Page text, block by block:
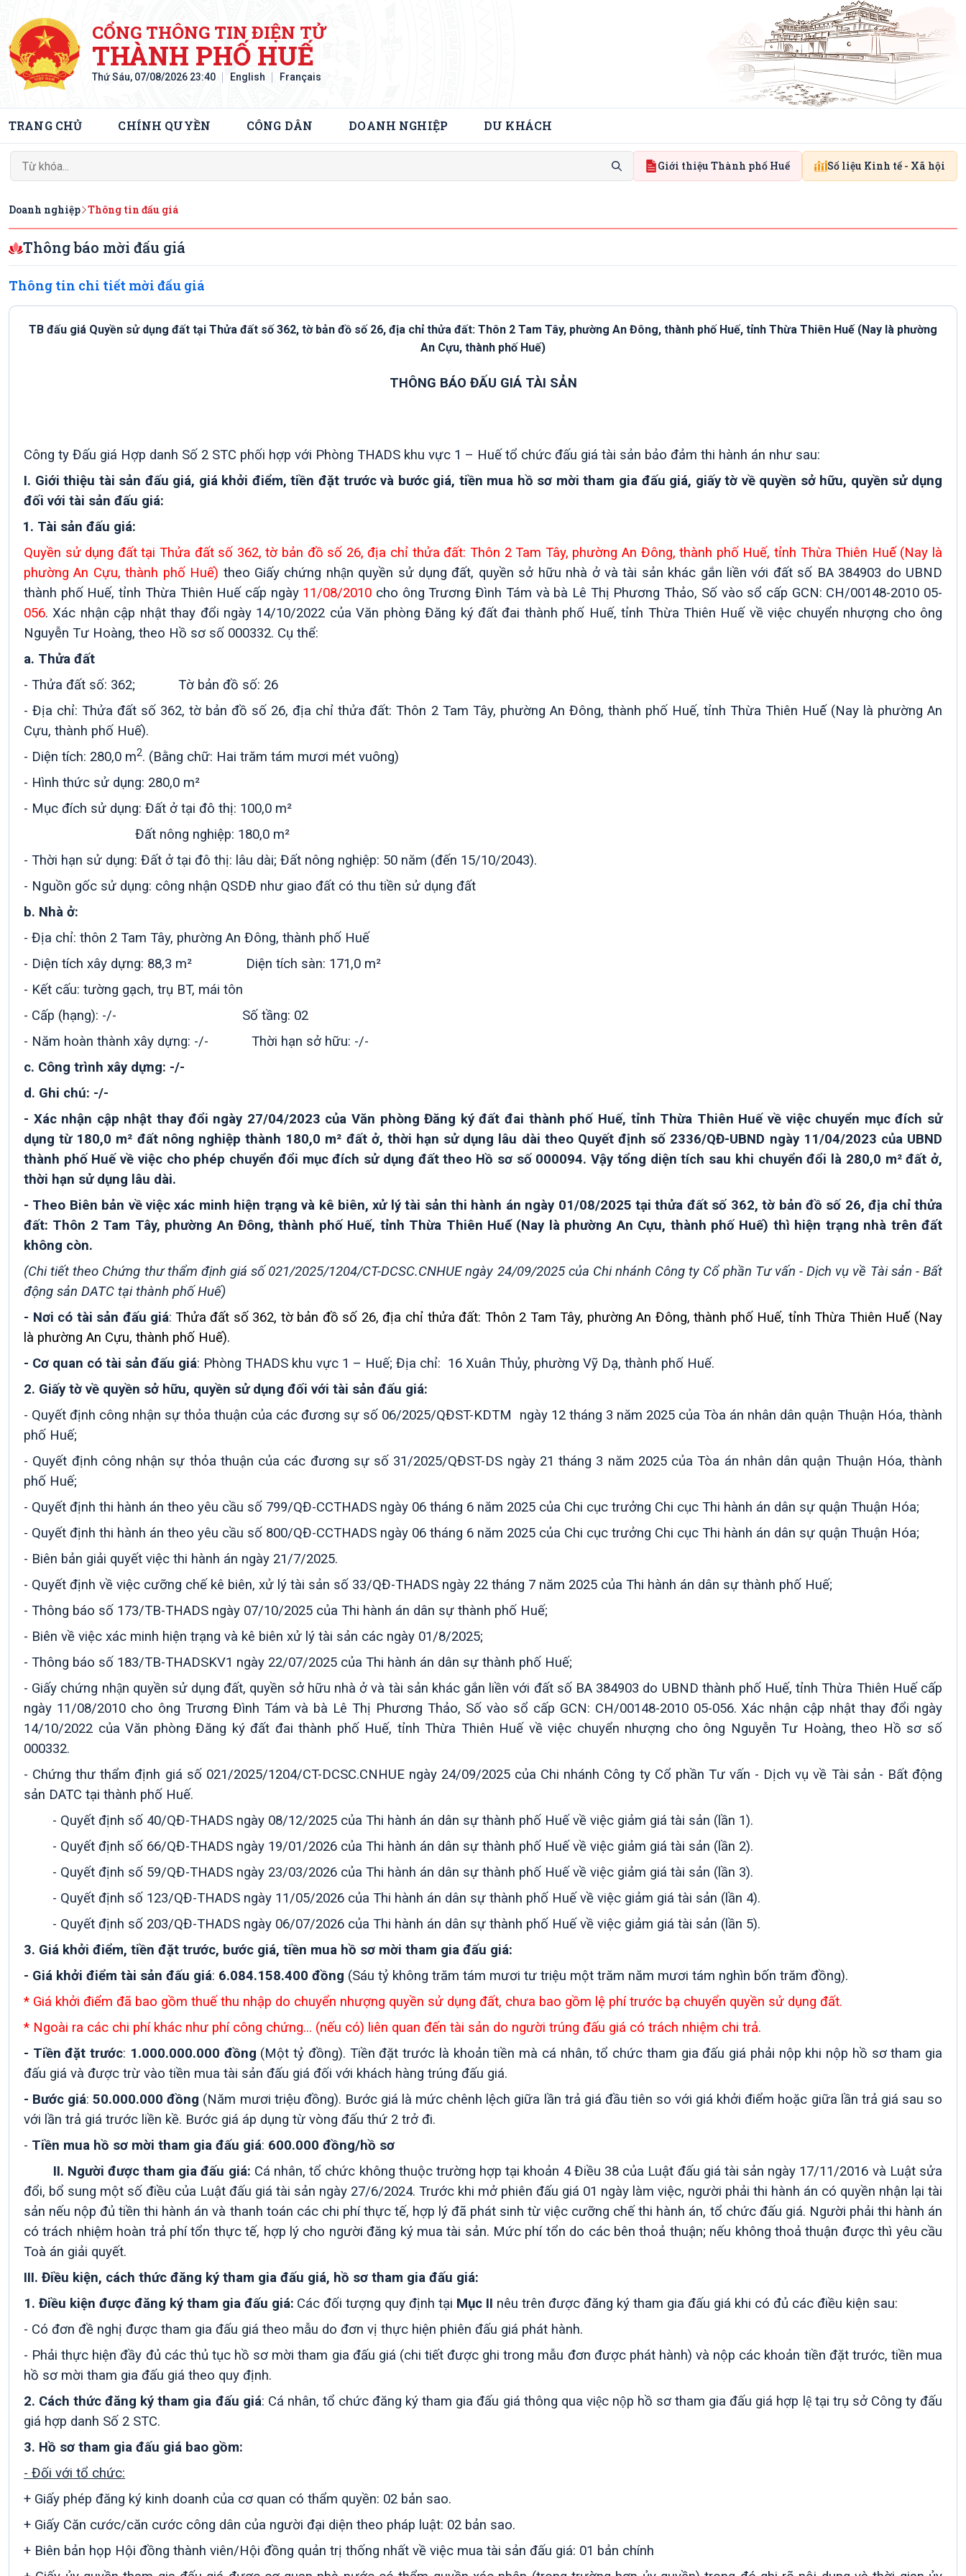
CỔNG THÔNG TIN ĐIỆN TỬ
THÀNH PHỐ HUẾ
Thứ Sáu, 07/08/2026 23:40 English Français
TRANG CHỦ CHÍNH QUYỀN CÔNG DÂN DOANH NGHIỆP DU KHÁCH
Giới thiệu Thành phố Huế Số liệu Kinh tế - Xã hội
Doanh nghiệp Thông tin đấu giá
Thông báo mời đấu giá
Thông tin chi tiết mời đấu giá
TB đấu giá Quyền sử dụng đất tại Thửa đất số 362, tờ bản đồ số 26, địa chỉ thửa đất: Thôn 2 Tam Tây, phường An Đông, thành phố Huế, tỉnh Thừa Thiên Huế́ (Nay là phường
An Cựu, thành phố Huế)
THÔNG BÁO ĐẤU GIÁ TÀI SẢN
Công ty Đấu giá Hợp danh Số 2 STC phối hợp với Phòng THADS khu vực 1 – Huế tổ chức đấu giá tài sản bảo đảm thi hành án như sau:
I. Giới thiệu tài sản đấu giá, giá khởi điểm, tiền đặt trước và bước giá, tiền mua hồ sơ mời tham gia đấu giá, giấy tờ về quyền sở hữu, quyền sử dụng
đối với tài sản đấu giá:
1. Tài sản đấu giá:
Quyền sử dụng đất tại Thửa đất số 362, tờ bản đồ số 26, địa chỉ thửa đất: Thôn 2 Tam Tây, phường An Đông, thành phố Huế, tỉnh Thừa Thiên Huế́ (Nay là
phường An Cựu, thành phố Huế) theo Giấy chứng nhận quyền sử dụng đất, quyền sở hữu nhà ở và tài sản khác gắn liền với đất số BA 384903 do UBND
thành phố Huế, tỉnh Thừa Thiên Huế cấp ngày 11/08/2010 cho ông Trương Đình Tám và bà Lê Thị Phương Thảo, Số vào sổ cấp GCN: CH/00148-2010 05-
056. Xác nhận cập nhật thay đổi ngày 14/10/2022 của Văn phòng Đăng ký đất đai thành phố Huế, tỉnh Thừa Thiên Huế về việc chuyển nhượng cho ông
Nguyễn Tư Hoàng, theo Hồ sơ số 000332. Cụ thể:
a. Thửa đất
- Thửa đất số: 362; Tờ bản đồ số: 26
- Địa chỉ: Thửa đất số 362, tờ bản đồ số 26, địa chỉ thửa đất: Thôn 2 Tam Tây, phường An Đông, thành phố Huế, tỉnh Thừa Thiên Huế́ (Nay là phường An
Cựu, thành phố Huế).
- Diện tích: 280,0 m2. (Bằng chữ: Hai trăm tám mươi mét vuông)
- Hình thức sử dụng: 280,0 m²
- Mục đích sử dụng: Đất ở tại đô thị: 100,0 m²
Đất nông nghiệp: 180,0 m²
- Thời hạn sử dụng: Đất ở tại đô thị: lâu dài; Đất nông nghiệp: 50 năm (đến 15/10/2043).
- Nguồn gốc sử dụng: công nhận QSDĐ như giao đất có thu tiền sử dụng đất
b. Nhà ở:
- Địa chỉ: thôn 2 Tam Tây, phường An Đông, thành phố Huế
- Diện tích xây dựng: 88,3 m² Diện tích sàn: 171,0 m²
- Kết cấu: tường gạch, trụ BT, mái tôn
- Cấp (hạng): -/- Số tầng: 02
- Năm hoàn thành xây dựng: -/- Thời hạn sở hữu: -/-
c. Công trình xây dựng: -/-
d. Ghi chú: -/-
- Xác nhận cập nhật thay đổi ngày 27/04/2023 của Văn phòng Đăng ký đất đai thành phố Huế, tỉnh Thừa Thiên Huế về việc chuyển mục đích sử
dụng từ 180,0 m² đất nông nghiệp thành 180,0 m² đất ở, thời hạn sử dụng lâu dài theo Quyết định số 2336/QĐ-UBND ngày 11/04/2023 của UBND
thành phố Huế về việc cho phép chuyển đổi mục đích sử dụng đất theo Hồ sơ số 000094. Vậy tổng diện tích sau khi chuyển đổi là 280,0 m² đất ở,
thời hạn sử dụng lâu dài.
- Theo Biên bản về việc xác minh hiện trạng và kê biên, xử lý tài sản thi hành án ngày 01/08/2025 tại thửa đất số 362, tờ bản đồ số 26, địa chỉ thửa
đất: Thôn 2 Tam Tây, phường An Đông, thành phố Huế, tỉnh Thừa Thiên Huế́ (Nay là phường An Cựu, thành phố Huế) thì hiện trạng nhà trên đất
không còn.
(Chi tiết theo Chứng thư thẩm định giá số 021/2025/1204/CT-DCSC.CNHUE ngày 24/09/2025 của Chi nhánh Công ty Cổ phần Tư vấn - Dịch vụ về Tài sản - Bất
động sản DATC tại thành phố Huế)
- Nơi có tài sản đấu giá: Thửa đất số 362, tờ bản đồ số 26, địa chỉ thửa đất: Thôn 2 Tam Tây, phường An Đông, thành phố Huế, tỉnh Thừa Thiên Huế́ (Nay
là phường An Cựu, thành phố Huế).
- Cơ quan có tài sản đấu giá: Phòng THADS khu vực 1 – Huế; Địa chỉ: 16 Xuân Thủy, phường Vỹ Dạ, thành phố Huế.
2. Giấy tờ về quyền sở hữu, quyền sử dụng đối với tài sản đấu giá:
- Quyết định công nhận sự thỏa thuận của các đương sự số 06/2025/QĐST-KDTM ngày 12 tháng 3 năm 2025 của Tòa án nhân dân quận Thuận Hóa, thành
phố Huế;
- Quyết định công nhận sự thỏa thuận của các đương sự số 31/2025/QĐST-DS ngày 21 tháng 3 năm 2025 của Tòa án nhân dân quận Thuận Hóa, thành
phố Huế;
- Quyết định thi hành án theo yêu cầu số 799/QĐ-CCTHADS ngày 06 tháng 6 năm 2025 của Chi cục trưởng Chi cục Thi hành án dân sự quận Thuận Hóa;
- Quyết định thi hành án theo yêu cầu số 800/QĐ-CCTHADS ngày 06 tháng 6 năm 2025 của Chi cục trưởng Chi cục Thi hành án dân sự quận Thuận Hóa;
- Biên bản giải quyết việc thi hành án ngày 21/7/2025.
- Quyết định về việc cưỡng chế kê biên, xử lý tài sản số 33/QĐ-THADS ngày 22 tháng 7 năm 2025 của Thi hành án dân sự thành phố Huế;
- Thông báo số 173/TB-THADS ngày 07/10/2025 của Thi hành án dân sự thành phố Huế;
- Biên về việc xác minh hiện trạng và kê biên xử lý tài sản các ngày 01/8/2025;
- Thông báo số 183/TB-THADSKV1 ngày 22/07/2025 của Thi hành án dân sự thành phố Huế;
- Giấy chứng nhận quyền sử dụng đất, quyền sở hữu nhà ở và tài sản khác gắn liền với đất số BA 384903 do UBND thành phố Huế, tỉnh Thừa Thiên Huế cấp
ngày 11/08/2010 cho ông Trương Đình Tám và bà Lê Thị Phương Thảo, Số vào sổ cấp GCN: CH/00148-2010 05-056. Xác nhận cập nhật thay đổi ngày
14/10/2022 của Văn phòng Đăng ký đất đai thành phố Huế, tỉnh Thừa Thiên Huế về việc chuyển nhượng cho ông Nguyễn Tư Hoàng, theo Hồ sơ số
000332.
- Chứng thư thẩm định giá số 021/2025/1204/CT-DCSC.CNHUE ngày 24/09/2025 của Chi nhánh Công ty Cổ phần Tư vấn - Dịch vụ về Tài sản - Bất động
sản DATC tại thành phố Huế.
- Quyết định số 40/QĐ-THADS ngày 08/12/2025 của Thi hành án dân sự thành phố Huế về việc giảm giá tài sản (lần 1).
- Quyết định số 66/QĐ-THADS ngày 19/01/2026 của Thi hành án dân sự thành phố Huế về việc giảm giá tài sản (lần 2).
- Quyết định số 59/QĐ-THADS ngày 23/03/2026 của Thi hành án dân sự thành phố Huế về việc giảm giá tài sản (lần 3).
- Quyết định số 123/QĐ-THADS ngày 11/05/2026 của Thi hành án dân sự thành phố Huế về việc giảm giá tài sản (lần 4).
- Quyết định số 203/QĐ-THADS ngày 06/07/2026 của Thi hành án dân sự thành phố Huế về việc giảm giá tài sản (lần 5).
3. Giá khởi điểm, tiền đặt trước, bước giá, tiền mua hồ sơ mời tham gia đấu giá:
- Giá khởi điểm tài sản đấu giá: 6.084.158.400 đồng (Sáu tỷ không trăm tám mươi tư triệu một trăm năm mươi tám nghìn bốn trăm đồng).
* Giá khởi điểm đã bao gồm thuế thu nhập do chuyển nhượng quyền sử dụng đất, chưa bao gồm lệ phí trước bạ chuyển quyền sử dụng đất.
* Ngoài ra các chi phí khác như phí công chứng... (nếu có) liên quan đến tài sản do người trúng đấu giá có trách nhiệm chi trả.
- Tiền đặt trước: 1.000.000.000 đồng (Một tỷ đồng). Tiền đặt trước là khoản tiền mà cá nhân, tổ chức tham gia đấu giá phải nộp khi nộp hồ sơ tham gia
đấu giá và được trừ vào tiền mua tài sản đấu giá đối với khách hàng trúng đấu giá.
- Bước giá:50.000.000 đồng (Năm mươi triệu đồng). Bước giá là mức chênh lệch giữa lần trả giá đầu tiên so với giá khởi điểm hoặc giữa lần trả giá sau so
với lần trả giá trước liền kề. Bước giá áp dụng từ vòng đấu thứ 2 trở đi.
- Tiền mua hồ sơ mời tham gia đấu giá: 600.000 đồng/hồ sơ
II. Người được tham gia đấu giá: Cá nhân, tổ chức không thuộc trường hợp tại khoản 4 Điều 38 của Luật đấu giá tài sản ngày 17/11/2016 và Luật sửa
đổi, bổ sung một số điều của Luật đấu giá tài sản ngày 27/6/2024. Trước khi mở phiên đấu giá 01 ngày làm việc, người phải thi hành án có quyền nhận lại tài
sản nếu nộp đủ tiền thi hành án và thanh toán các chi phí thực tế, hợp lý đã phát sinh từ việc cưỡng chế thi hành án, tổ chức đấu giá. Người phải thi hành án
có trách nhiệm hoàn trả phí tổn thực tế, hợp lý cho người đăng ký mua tài sản. Mức phí tổn do các bên thoả thuận; nếu không thoả thuận được thì yêu cầu
Toà án giải quyết.
III. Điều kiện, cách thức đăng ký tham gia đấu giá, hồ sơ tham gia đấu giá:
1. Điều kiện được đăng ký tham gia đấu giá: Các đối tượng quy định tại Mục II nêu trên được đăng ký tham gia đấu giá khi có đủ các điều kiện sau:
- Có đơn đề nghị được tham gia đấu giá theo mẫu do đơn vị thực hiện phiên đấu giá phát hành.
- Phải thực hiện đầy đủ các thủ tục hồ sơ mời tham gia đấu giá (chi tiết được ghi trong mẫu đơn được phát hành) và nộp các khoản tiền đặt trước, tiền mua
hồ sơ mời tham gia đấu giá theo quy định.
2. Cách thức đăng ký tham gia đấu giá: Cá nhân, tổ chức đăng ký tham gia đấu giá thông qua việc nộp hồ sơ tham gia đấu giá hợp lệ tại trụ sở Công ty đấu
giá hợp danh Số 2 STC.
3. Hồ sơ tham gia đấu giá bao gồm:
- Đối với tổ chức:
+ Giấy phép đăng ký kinh doanh của cơ quan có thẩm quyền: 02 bản sao.
+ Giấy Căn cước/căn cước công dân của người đại diện theo pháp luật: 02 bản sao.
+ Biên bản họp Hội đồng thành viên/Hội đồng quản trị thống nhất về việc mua tài sản đấu giá: 01 bản chính